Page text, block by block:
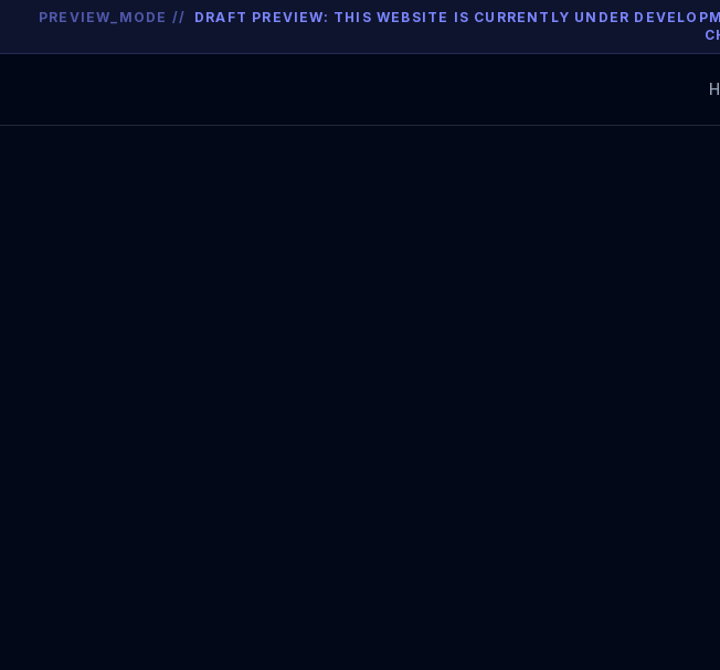
PREVIEW_MODE //
DRAFT PREVIEW: THIS WEBSITE IS CURRENTLY UNDER